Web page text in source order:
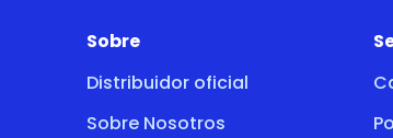
Sobre
Distribuidor oficial
Sobre Nosotros